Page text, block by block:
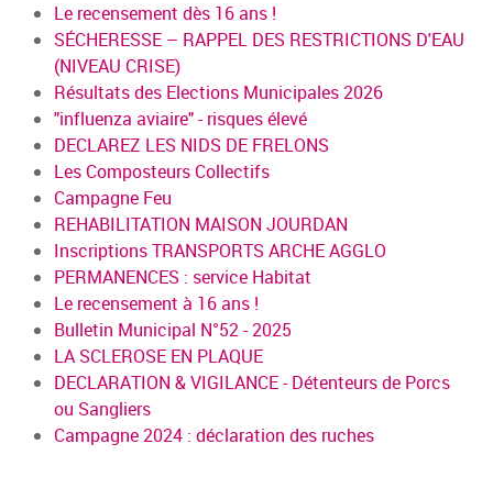
Le recensement dès 16 ans !
SÉCHERESSE – RAPPEL DES RESTRICTIONS D'EAU
(NIVEAU CRISE)
Résultats des Elections Municipales 2026
"influenza aviaire" - risques élevé
DECLAREZ LES NIDS DE FRELONS
Les Composteurs Collectifs
Campagne Feu
REHABILITATION MAISON JOURDAN
Inscriptions TRANSPORTS ARCHE AGGLO
PERMANENCES : service Habitat
Le recensement à 16 ans !
Bulletin Municipal N°52 - 2025
LA SCLEROSE EN PLAQUE
DECLARATION & VIGILANCE - Détenteurs de Porcs
ou Sangliers
Campagne 2024 : déclaration des ruches